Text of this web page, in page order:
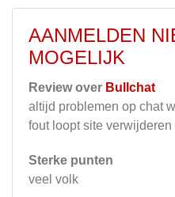
AANMELDEN
MOGELIJK
Review over Bullchat
altijd problemen op chat
fout loopt site
Sterke punten
veel volk